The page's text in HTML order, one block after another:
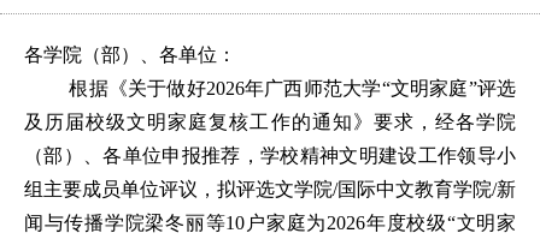
各学院（部）、各单位：
根据《关于做好2026年广西师范大学“文明家庭”评选
及历届校级文明家庭复核工作的通知》 要求，经各学院
（部）、各单位申报推荐， 学校精神文明建设工作领导小
组 主要成员单位评议， 拟评选文学院/国际中文教育学院/新
闻与传播学院梁冬丽等10 户家庭为2026年度校级“文明家